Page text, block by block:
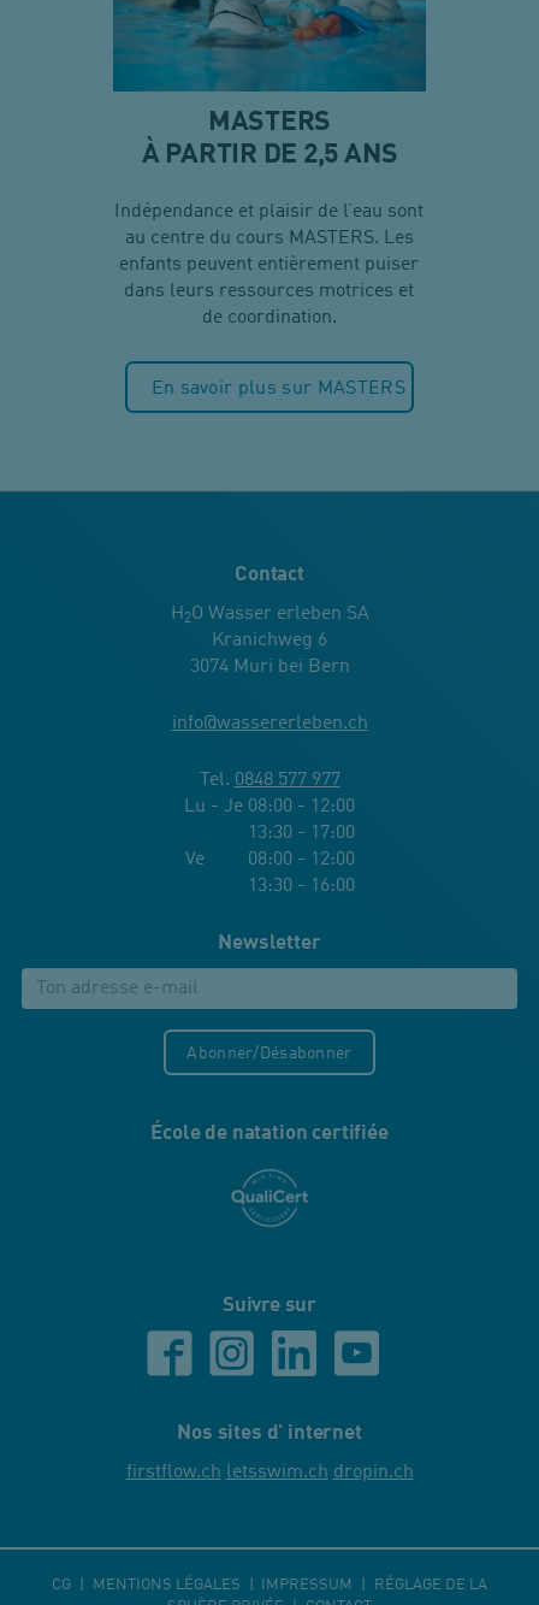
MASTERS
À PARTIR DE 2,5 ANS
Indépendance et plaisir de l’eau sont
au centre du cours MASTERS. Les
enfants peuvent entièrement puiser
dans leurs ressources motrices et
de coordination.
En savoir plus sur MASTERS
Contact
H 2O Wasser erleben SA
Kranichweg 6
3074 Muri bei Bern
info@wassererleben.ch
Tel. 0848 577 977
Lu - Je 08:00 - 12:00
13:30 - 17:00
Ve 08:00 - 12:00
13:30 - 16:00
Newsletter
Abonner/Désabonner
École de natation certifiée
Suivre sur
Nos sites d' internet
firstflow.ch letsswim.ch dropin.ch
CG MENTIONS LÉGALES IMPRESSUM
RÉGLAGE DE LA